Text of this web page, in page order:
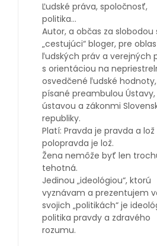
Ľudské práva, spoločnosť,
politika…
Autor, a občas za slobodou
„cestujúci“ bloger, pre
ľudských práv a verejných
s orientáciou na
osvedčené ľudské hodnoty,
písané preambulou Ústavy,
ústavou a zákonmi
republiky.
Platí: Pravda je pravda a lož
polopravda je lož.
Žena nemôže byť len
tehotná.
Jedinou „ideológiou“, ktorú
vyznávam a prezentujem
svojich „politikách“ je
politika pravdy a zdravého
rozumu.